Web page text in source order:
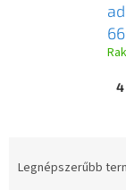
4
Legnépszerűbb